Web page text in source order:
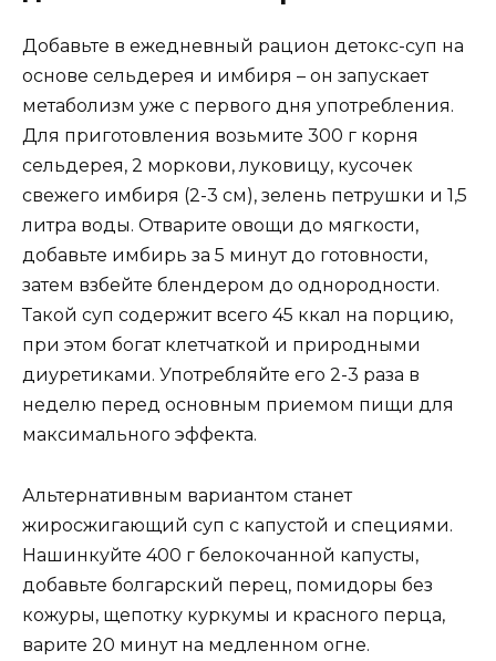
Добавьте в ежедневный рацион детокс-суп на
основе сельдерея и имбиря – он запускает
метаболизм уже с первого дня употребления.
Для приготовления возьмите 300 г корня
сельдерея, 2 моркови, луковицу, кусочек
свежего имбиря (2-3 см), зелень петрушки и 1,5
литра воды. Отварите овощи до мягкости,
добавьте имбирь за 5 минут до готовности,
затем взбейте блендером до однородности.
Такой суп содержит всего 45 ккал на порцию,
при этом богат клетчаткой и природными
диуретиками. Употребляйте его 2-3 раза в
неделю перед основным приемом пищи для
максимального эффекта.
Альтернативным вариантом станет
жиросжигающий суп с капустой и специями.
Нашинкуйте 400 г белокочанной капусты,
добавьте болгарский перец, помидоры без
кожуры, щепотку куркумы и красного перца,
варите 20 минут на медленном огне.